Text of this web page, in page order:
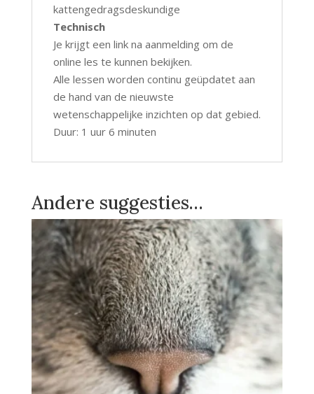
kattengedragsdeskundige
Technisch
Je krijgt een link na aanmelding om de
online les te kunnen bekijken.
Alle lessen worden continu geüpdatet aan
de hand van de nieuwste
wetenschappelijke inzichten op dat gebied.
Duur: 1 uur 6 minuten
Andere suggesties…